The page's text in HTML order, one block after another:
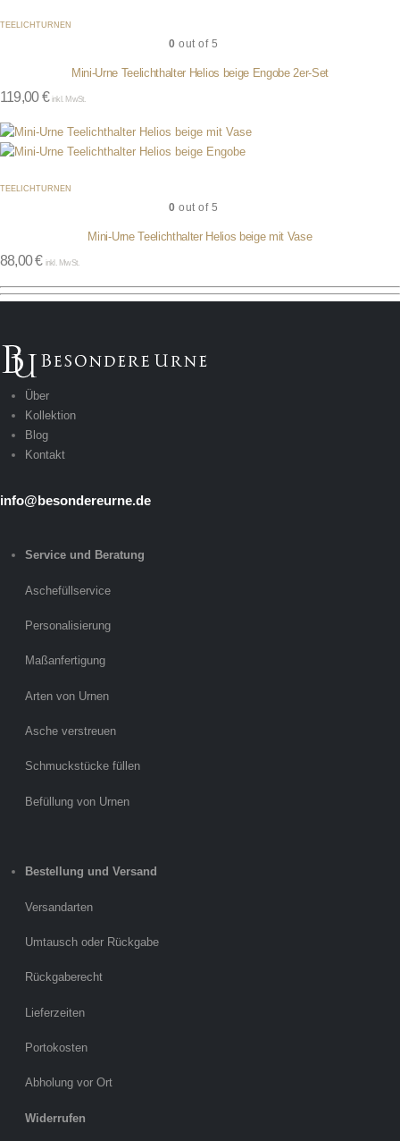
TEELICHTURNEN
0 out of 5
Mini-Urne Teelichthalter Helios beige Engobe 2er-Set
119,00€ inkl. MwSt.
TEELICHTURNEN
0 out of 5
Mini-Urne Teelichthalter Helios beige mit Vase
88,00€ inkl. MwSt.
Über
Kollektion
Blog
Kontakt
info@besondereurne.de
Service und Beratung
Aschefüllservice
Personalisierung
Maßanfertigung
Arten von Urnen
Asche verstreuen
Schmuckstücke füllen
Befüllung von Urnen
Bestellung und Versand
Versandarten
Umtausch oder Rückgabe
Rückgaberecht
Lieferzeiten
Portokosten
Abholung vor Ort
Widerrufen